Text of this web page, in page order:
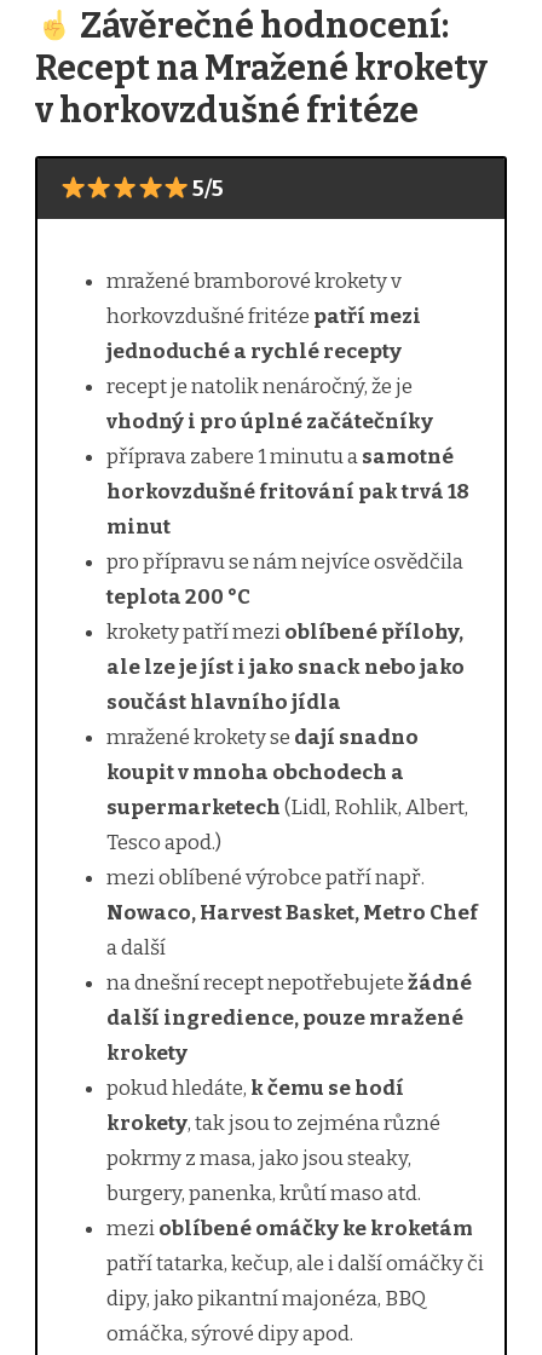
Závěrečné hodnocení:
Recept na Mražené krokety
v horkovzdušné fritéze
5/5
mražené bramborové krokety v
horkovzdušné fritéze patří mezi
jednoduché a rychlé recepty
recept je natolik nenáročný, že je
vhodný i pro úplné začátečníky
příprava zabere 1 minutu asamotné
horkovzdušné fritování pak trvá 18
minut
pro přípravu se nám nejvíce osvědčila
teplota 200 °C
krokety patří mezioblíbené přílohy,
ale lze je jíst i jako snack nebo jako
součást hlavního jídla
mražené krokety se dají snadno
koupit v mnoha obchodech a
supermarketech(Lidl, Rohlik, Albert,
Tesco apod.)
mezi oblíbené výrobce patří např.
Nowaco, Harvest Basket, Metro Chef
a další
na dnešní recept nepotřebujetežádné
další ingredience, pouze mražené
krokety
pokud hledáte, k čemu se hodí
krokety, tak jsou to zejména různé
pokrmy z masa, jako jsou steaky,
burgery, panenka, krůtí maso atd.
mezioblíbené omáčky ke kroketám
patří tatarka, kečup, ale i další omáčky či
dipy, jako pikantní majonéza, BBQ
omáčka, sýrové dipy apod.